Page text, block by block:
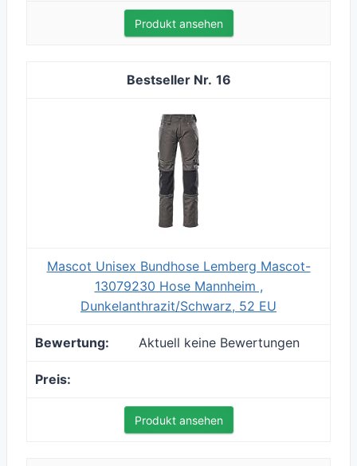
Produkt ansehen
16
Mascot Unisex Bundhose Lemberg Mascot-
13079230 Hose Mannheim ,
Dunkelanthrazit/Schwarz, 52 EU
Aktuell keine Bewertungen
Produkt ansehen